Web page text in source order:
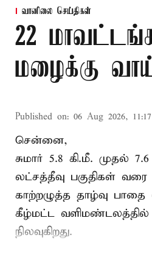
வானிலை செய்திகள்
22
மழைக்கு
Published on: 06 Aug 2026,
சென்னை,
சுமார் 5.8 கி.மீ. முதல்
லட்சத்தீவு பகுதிகள்
காற்றழுத்த தாழ்வு பாதை
கீழ்மட்ட வளிமண்டலத்தில்
நிலவுகிறது.